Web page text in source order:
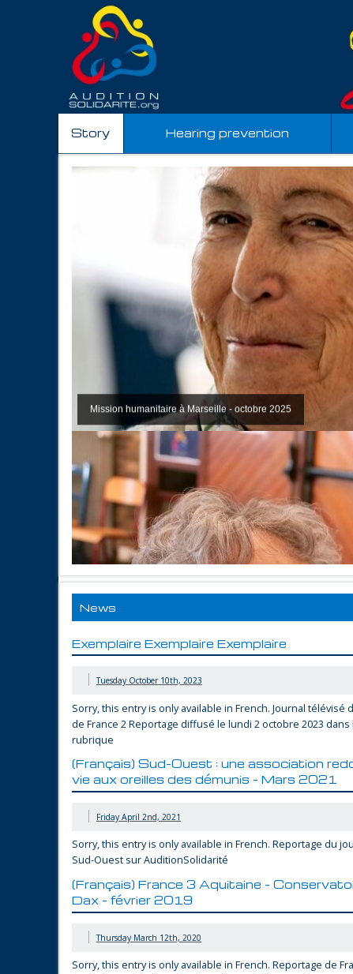
Story Hearing prevention
Mission humanitaire à Marseille - octobre 2025
Mission humanitaire à Paris - mars 2026
News
Exemplaire Exemplaire Exemplaire
Tuesday October 10th, 2023
Sorry, this entry is only available in French. Journal télévisé
de France 2 Reportage diffusé le lundi 2 octobre 2023 dans
rubrique
(Français) Sud-Ouest : une association
vie aux oreilles des démunis – Mars 2021
Friday April 2nd, 2021
Sorry, this entry is only available in French. Reportage du
Sud-Ouest sur AuditionSolidarité
(Français) France 3 Aquitaine –
Dax – février 2019
Thursday March 12th, 2020
Sorry, this entry is only available in French. Reportage de